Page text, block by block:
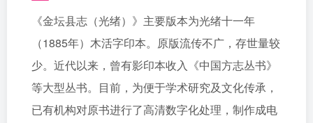
《金坛县志（光绪）》主要版本为光绪十一年
（1885年）木活字印本。原版流传不广，存世量较
少。近代以来，曾有影印本收入《中国方志丛书》
等大型丛书。目前，为便于学术研究及文化传承，
已有机构对原书进行了高清数字化处理，制作成电